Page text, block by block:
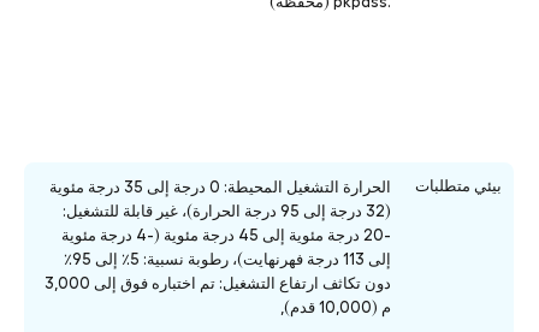
بيئي متطلبات
الحرارة التشغيل المحيطة: 0 درجة إلى 35 درجة مئوية
(32 درجة إلى 95 درجة الحرارة)، غير قابلة للتشغيل:
-20 درجة مئوية إلى 45 درجة مئوية (-4 درجة مئوية
إلى 113 درجة فهرنهايت)، رطوبة نسبية: 5٪ إلى 95٪
دون تكاثف ارتفاع التشغيل: تم اختباره فوق إلى 3,000
م (10,000 قدم),